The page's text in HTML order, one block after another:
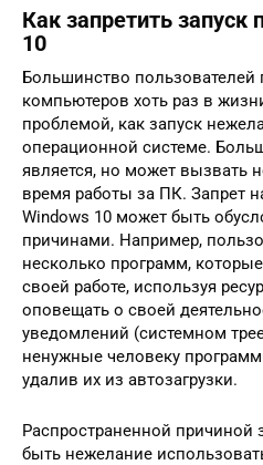
Как запретить запуск
10
Большинство пользователей
компьютеров хоть раз в
проблемой, как запуск
операционной системе.
является, но может вызвать
время работы за ПК. Запрет
Windows 10 может быть
причинами. Например,
несколько программ,
своей работе, используя
оповещать о своей
уведомлений (системном
ненужные человеку
удалив их из автозагрузки.
Распространенной причиной
быть нежелание